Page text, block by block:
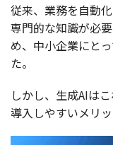
従来、 業務を自動化
専門的な知識が必要
め、 中小企業にと
た。
しかし、 生成AIは
導入しやすいメリ